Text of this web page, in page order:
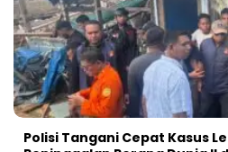
Polisi Tangani Cepat Kasus